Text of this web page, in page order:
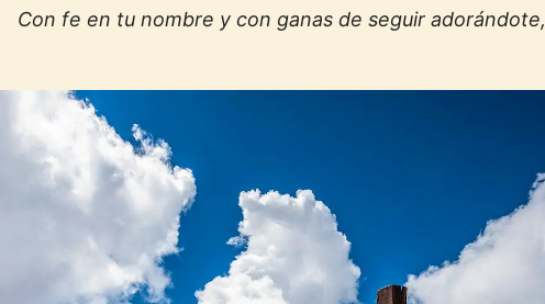
Con fe en tu nombre y con ganas de seguir adorándote,